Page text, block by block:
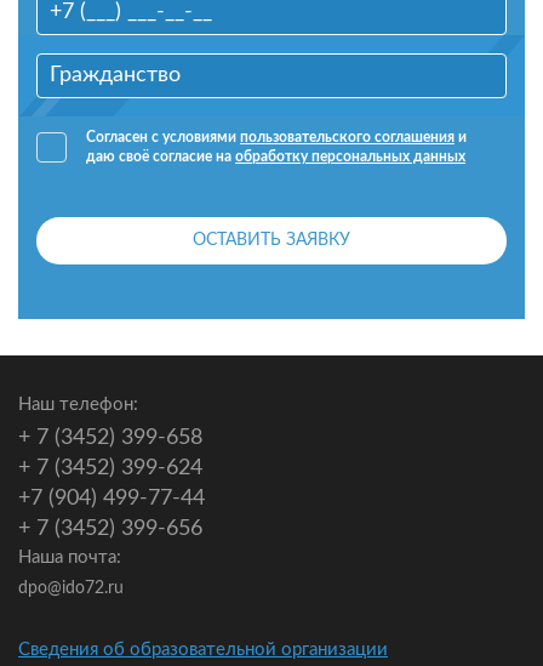
Согласен с условиями пользовательского соглашения и
даю своё согласие на обработку персональных данных
ОСТАВИТЬ ЗАЯВКУ
Наш телефон:
+ 7 (3452) 399-658
+ 7 (3452) 399-624
+7 (904) 499-77-44
+ 7 (3452) 399-656
Наша почта:
dpo@ido72.ru
Сведения об образовательной организации